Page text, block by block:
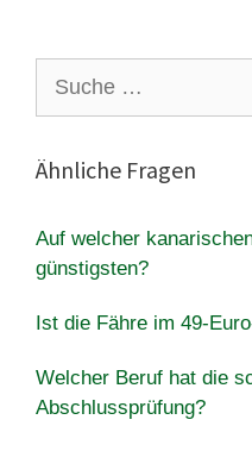
nach:
Ähnliche Fragen
Auf welcher
günstigsten?
Ist die Fähre im 49-
Welcher Beruf hat die
Abschlussprüfung?